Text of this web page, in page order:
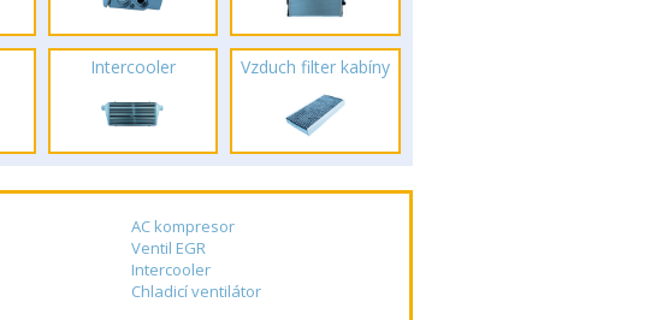
Intercooler Vzduch filter kabíny
AC kompresor
Ventil EGR
Intercooler
Chladicí ventilátor